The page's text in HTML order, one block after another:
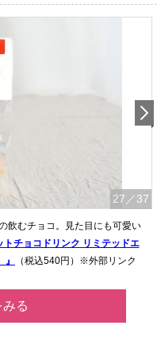
27 ／37
飲むチョコ。見た目にも可愛い
トチョコドリンク リミテッドエ
（税込540円）※外部リンク
る